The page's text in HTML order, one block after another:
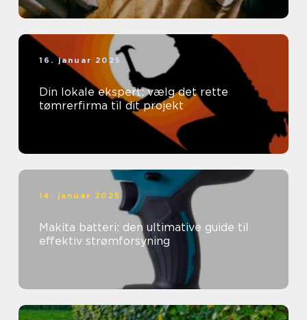
16. januar 2025
Din lokale ekspert: vælg det rette
tømrerfirma til dit projekt
14. januar 2025
Makita batteri: den ultimative guide til
effektiv strømforsyning